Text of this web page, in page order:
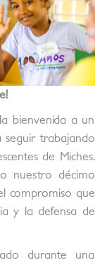
bienvenida a un
seguir trabajando
de Miches.
nuestro décimo
compromiso que
y la defensa de
durante una